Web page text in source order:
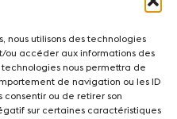
nous utilisons des technologies
ou accéder aux informations des
nous permettra de
de navigation ou les ID
consentir ou de retirer son
sur certaines caractéristiques
Bénévoles Médiation